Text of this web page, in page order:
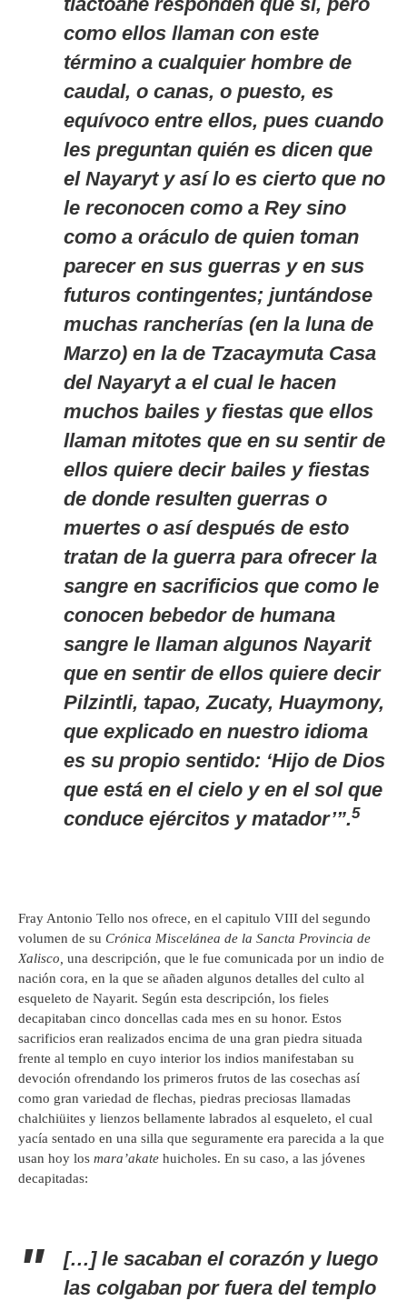
como ellos llaman con este
término a cualquier hombre de
caudal, o canas, o puesto, es
equívoco entre ellos, pues cuando
les preguntan quién es dicen que
el Nayaryt y así lo es cierto que no
le reconocen como a Rey sino
como a oráculo de quien toman
parecer en sus guerras y en sus
futuros contingentes; juntándose
muchas rancherías (en la luna de
Marzo) en la de Tzacaymuta Casa
del Nayaryt a el cual le hacen
muchos bailes y fiestas que ellos
llaman mitotes que en su sentir de
ellos quiere decir bailes y fiestas
de donde resulten guerras o
muertes o así después de esto
tratan de la guerra para ofrecer la
sangre en sacrificios que como le
conocen bebedor de humana
sangre le llaman algunos Nayarit
que en sentir de ellos quiere decir
Pilzintli, tapao, Zucaty, Huaymony,
que explicado en nuestro idioma
es su propio sentido: ‘Hijo de Dios
que está en el cielo y en el sol que
conduce ejércitos y matador’”.5
Fray Antonio Tello nos ofrece, en el capitulo VIII del segundo
volumen de su Crónica Miscelánea de la Sancta Provincia de
Xalisco, una descripción, que le fue comunicada por un indio de
nación cora, en la que se añaden algunos detalles del culto al
esqueleto de Nayarit. Según esta descripción, los fieles
decapitaban cinco doncellas cada mes en su honor. Estos
sacrificios eran realizados encima de una gran piedra situada
frente al templo en cuyo interior los indios manifestaban su
devoción ofrendando los primeros frutos de las cosechas así
como gran variedad de flechas, piedras preciosas llamadas
chalchiüites y lienzos bellamente labrados al esqueleto, el cual
yacía sentado en una silla que seguramente era parecida a la que
usan hoy los mara’akate huicholes. En su caso, a las jóvenes
decapitadas:
[…] le sacaban el corazón y luego
las colgaban por fuera del templo